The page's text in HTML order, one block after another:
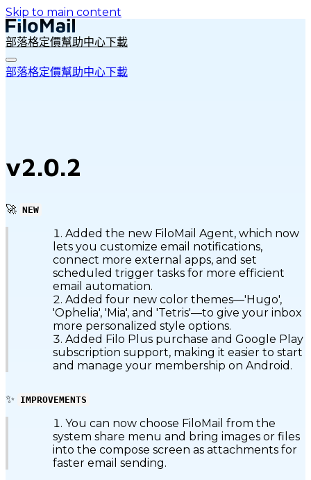
Skip to main content
部落格定價幫助中心下載
部落格定價幫助中心下載
v2.0.2
🚀 NEW
Added the new FiloMail Agent, which now
lets you customize email notifications,
connect more external apps, and set
scheduled trigger tasks for more efficient
email automation.
Added four new color themes—'Hugo',
'Ophelia', 'Mia', and 'Tetris'—to give your inbox
more personalized style options.
Added Filo Plus purchase and Google Play
subscription support, making it easier to start
and manage your membership on Android.
✨ IMPROVEMENTS
You can now choose FiloMail from the
system share menu and bring images or files
into the compose screen as attachments for
faster email sending.